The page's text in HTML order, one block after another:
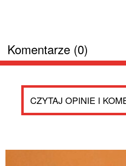
Komentarze (0)
CZYTAJ OPINIE I